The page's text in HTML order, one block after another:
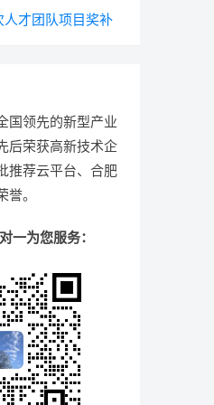
人才团队项目奖补
国领先的新型产业
后荣获高新技术企
推荐云平台、合肥
。
一为您服务：